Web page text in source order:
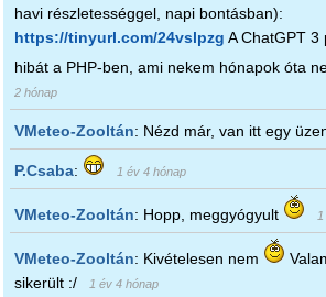
havi részletességgel, napi bontásban):
https://tinyurl.com/24vslpzg A ChatGPT 3
hibát a PHP-ben, ami nekem hónapok óta
2 hónap
VMeteo-Zooltán: Nézd már, van itt egy
P.Csaba: 1 év 4 hónap
VMeteo-Zooltán: Hopp, meggyógyult 1
VMeteo-Zooltán: Kivételesen nem
sikerült :/
1 év 4 hónap